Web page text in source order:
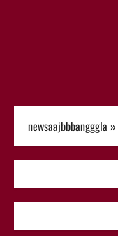
newsaajbbbangggla »